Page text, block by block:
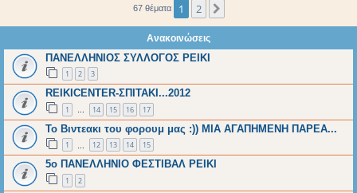
η
67 θέματα 1 2
Ανακοινώσεις
ΠΑΝΕΛΛΗΝΙΟΣ ΣΥΛΛΟΓΟΣ ΡΕΙΚΙ
1 2 3
REIKICENTER-ΣΠΙΤΑΚΙ...2012
1 … 14 15 16 17
To Βιντεακι του φορουμ μας :)) ΜΙΑ ΑΓΑΠΗΜΕΝΗ ΠΑΡΕΑ...
1 12 13 14 15
5ο ΠΑΝΕΛΛΗΝΙΟ ΦΕΣΤΙΒΑΛ ΡΕΙΚΙ
1 2